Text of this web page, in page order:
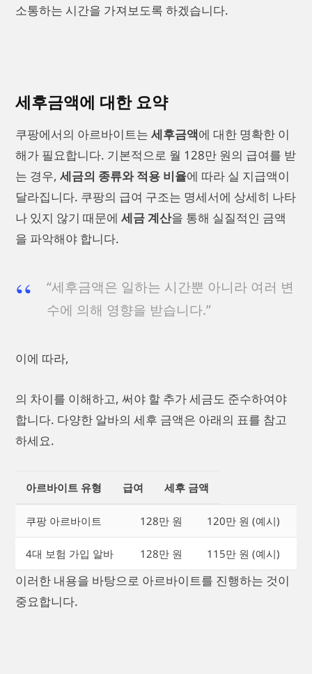
소통하는 시간을 가져보도록 하겠습니다.
세후금액에 대한 요약
쿠팡에서의 아르바이트는 세후금액에 대한 명확한 이
해가 필요합니다. 기본적으로 월 128만 원의 급여를 받
는 경우, 세금의 종류와 적용 비율에 따라 실 지급액이
달라집니다. 쿠팡의 급여 구조는 명세서에 상세히 나타
나 있지 않기 때문에 세금 계산을 통해 실질적인 금액
을 파악해야 합니다.
“세후금액은 일하는 시간뿐 아니라 여러 변
수에 의해 영향을 받습니다.”
이에 따라,
의 차이를 이해하고, 써야 할 추가 세금도 준수하여야
합니다. 다양한 알바의 세후 금액은 아래의 표를 참고
하세요.
아르바이트 유형 급여 세후 금액
쿠팡 아르바이트 128만 원 120만 원 (예시)
4대 보험 가입 알바 128만 원 115만 원 (예시)
이러한 내용을 바탕으로 아르바이트를 진행하는 것이
중요합니다.